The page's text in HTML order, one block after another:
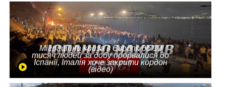
Міграційна криза в Європі: до 10
тисяч людей за добу прорвалися до
Іспанії, Італія хоче закрити кордон
(відео)